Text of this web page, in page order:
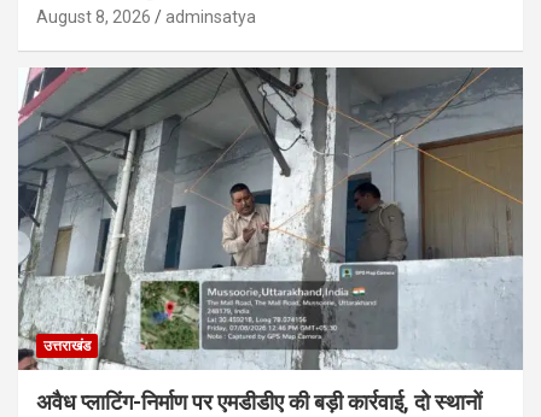
August 8, 2026 adminsatya
उत्तराखंड
अवैध प्लाटिंग-निर्माण पर एमडीडीए की बड़ी कार्रवाई, दो स्थानों